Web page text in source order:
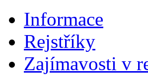
Informace
Rejstříky
Zajímavosti v